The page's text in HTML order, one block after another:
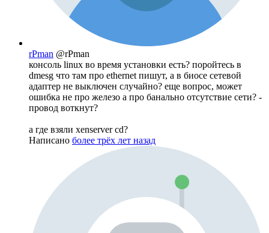
rPman @rPman
консоль linux во время установки есть? поройтесь в
dmesg что там про ethernet пишут, а в биосе сетевой
адаптер не выключен случайно? еще вопрос, может
ошибка не про железо а про банально отсутствие сети? -
провод воткнут?
а где взяли xenserver cd?
Написано более трёх лет назад